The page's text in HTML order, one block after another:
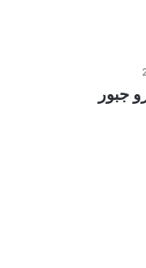
جبور